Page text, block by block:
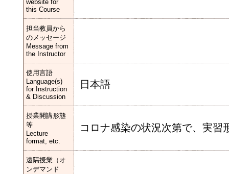
website for
this Course
担当教員から
のメッセージ
Message from
the Instructor
使用言語
Language(s)
for Instruction
& Discussion
日本語
授業開講形態
等
Lecture
format, etc.
コロナ感染の状況次第で、実
遠隔授業（オ
ンデマンド